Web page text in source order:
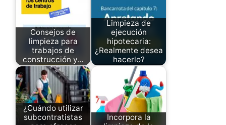
Consejos de
limpieza para
trabajos de
construcción y…
Limpieza de
ejecución
hipotecaria:
¿Realmente desea
hacerlo?
¿Cuándo utilizar
subcontratistas
Incorpora la